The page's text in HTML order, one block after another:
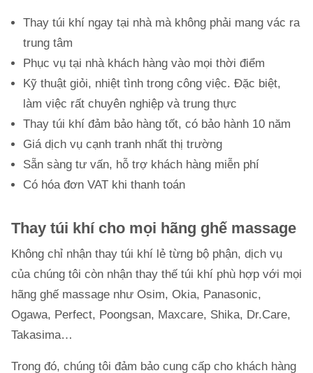
Thay túi khí ngay tại nhà mà không phải mang vác ra
trung tâm
Phục vụ tại nhà khách hàng vào mọi thời điểm
Kỹ thuật giỏi, nhiệt tình trong công việc. Đặc biệt,
làm việc rất chuyên nghiệp và trung thực
Thay túi khí đảm bảo hàng tốt, có bảo hành 10 năm
Giá dịch vụ cạnh tranh nhất thị trường
Sẵn sàng tư vấn, hỗ trợ khách hàng miễn phí
Có hóa đơn VAT khi thanh toán
Thay túi khí cho mọi hãng ghế massage
Không chỉ nhận thay túi khí lẻ từng bộ phận, dịch vụ
của chúng tôi còn nhận thay thế túi khí phù hợp với mọi
hãng ghế massage như Osim, Okia, Panasonic,
Ogawa, Perfect, Poongsan, Maxcare, Shika, Dr.Care,
Takasima…
Trong đó, chúng tôi đảm bảo cung cấp cho khách hàng